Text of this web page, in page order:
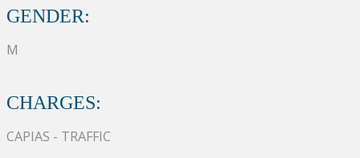
GENDER:
M
CHARGES:
CAPIAS - TRAFFIC